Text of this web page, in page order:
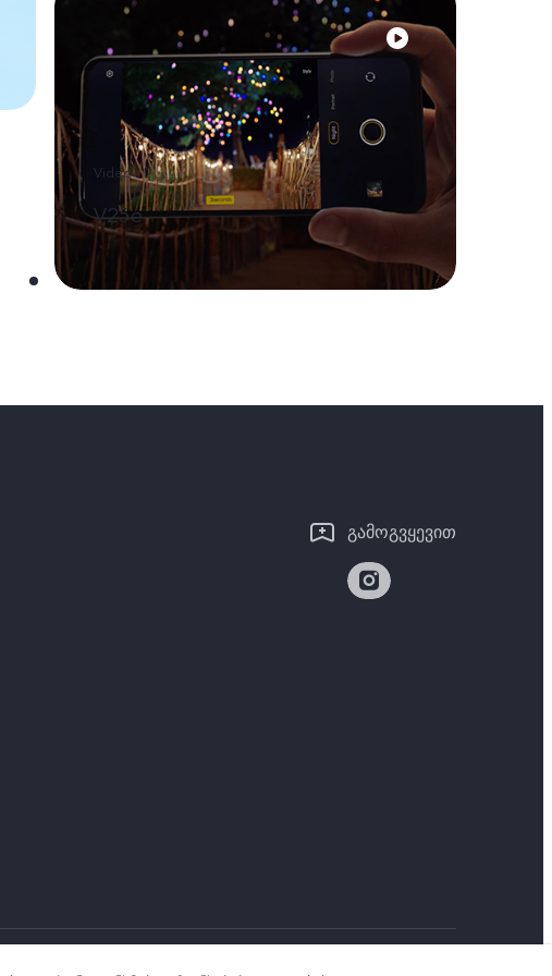
Video
V25e
გამოგვყევით
Georgia | აირჩიეთ ქვეყანა/